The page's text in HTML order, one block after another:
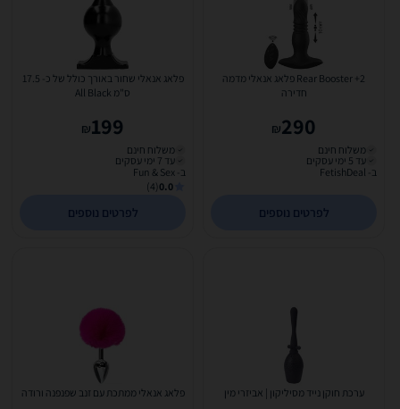
Rear Booster +2 פלאג אנאלי מדמה
חדירה
290
₪
משלוח חינם
עד 5 ימי עסקים
ב- FetishDeal
לפרטים נוספים
פלאג אנאלי שחור באורך כולל של כ- 17.5
ס"מ All Black
199
₪
משלוח חינם
עד 7 ימי עסקים
ב- Fun & Sex
0.0
(4)
לפרטים נוספים
ערכת חוקן נייד מסיליקון | אביזרי מין פלאג אנאלי ממתכת עם זנב שפנפנה ורודה